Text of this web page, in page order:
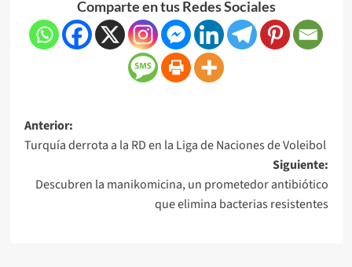
Comparte en tus Redes Sociales
Anterior:
Turquía derrota a la RD en la Liga de Naciones de Voleibol
Siguiente:
Descubren la manikomicina, un prometedor antibiótico
que elimina bacterias resistentes